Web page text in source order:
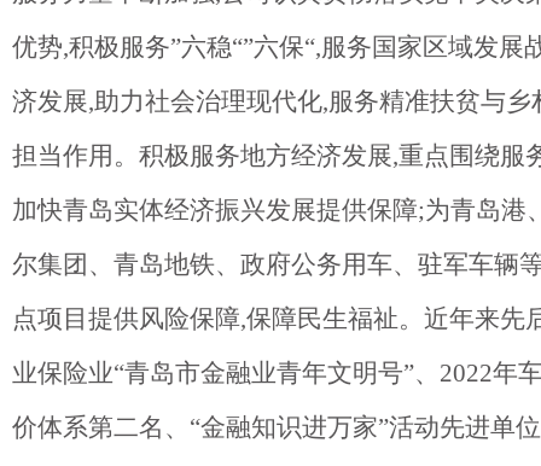
优势,积极服务”六稳“”六保“,服务国家区域发展
济发展,助力社会治理现代化,服务精准扶贫与乡
担当作用。积极服务地方经济发展,重点围绕服
加快青岛实体经济振兴发展提供保障;为青岛港
尔集团、青岛地铁、政府公务用车、驻军车辆
点项目提供风险保障,保障民生福祉。近年来先
业保险业“青岛市金融业青年文明号”、2022年
价体系第二名、“金融知识进万家”活动先进单